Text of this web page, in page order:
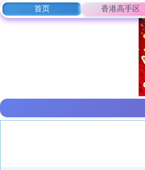
首页 香港高手区